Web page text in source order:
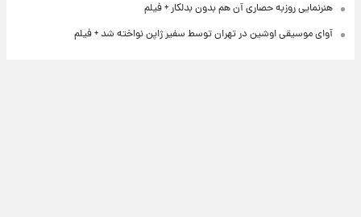
هنرنمایی روزبه حصاری آن هم بدون بدلکار + فیلم
آوای موسیقی اوشین در تهران توسط سفیر ژاپن نواخته شد + فیلم